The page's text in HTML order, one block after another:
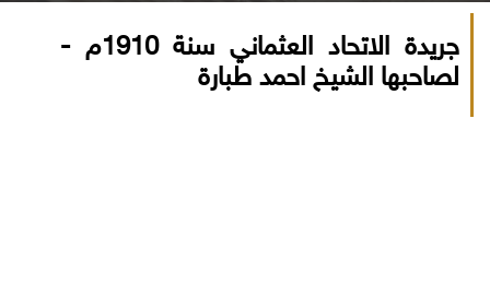
جريدة الاتحاد العثماني سنة 1910م -
لصاحبها الشيخ احمد طبارة